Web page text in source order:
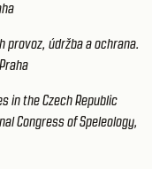
provoz, údržba a ochrana.
in the Czech Republic
Congress of Speleology,